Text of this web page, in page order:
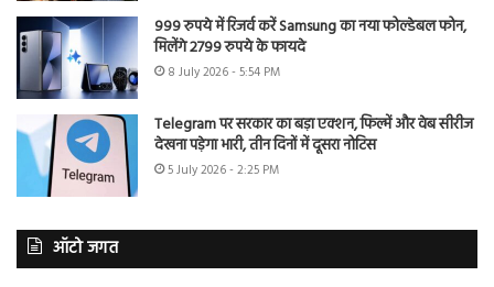
999 रुपये में रिजर्व करें Samsung का नया फोल्डेबल फोन,
मिलेंगे 2799 रुपये के फायदे
8 July 2026 - 5:54 PM
Telegram पर सरकार का बड़ा एक्शन, फिल्में और वेब सीरीज
देखना पड़ेगा भारी, तीन दिनों में दूसरा नोटिस
5 July 2026 - 2:25 PM
ऑटो जगत